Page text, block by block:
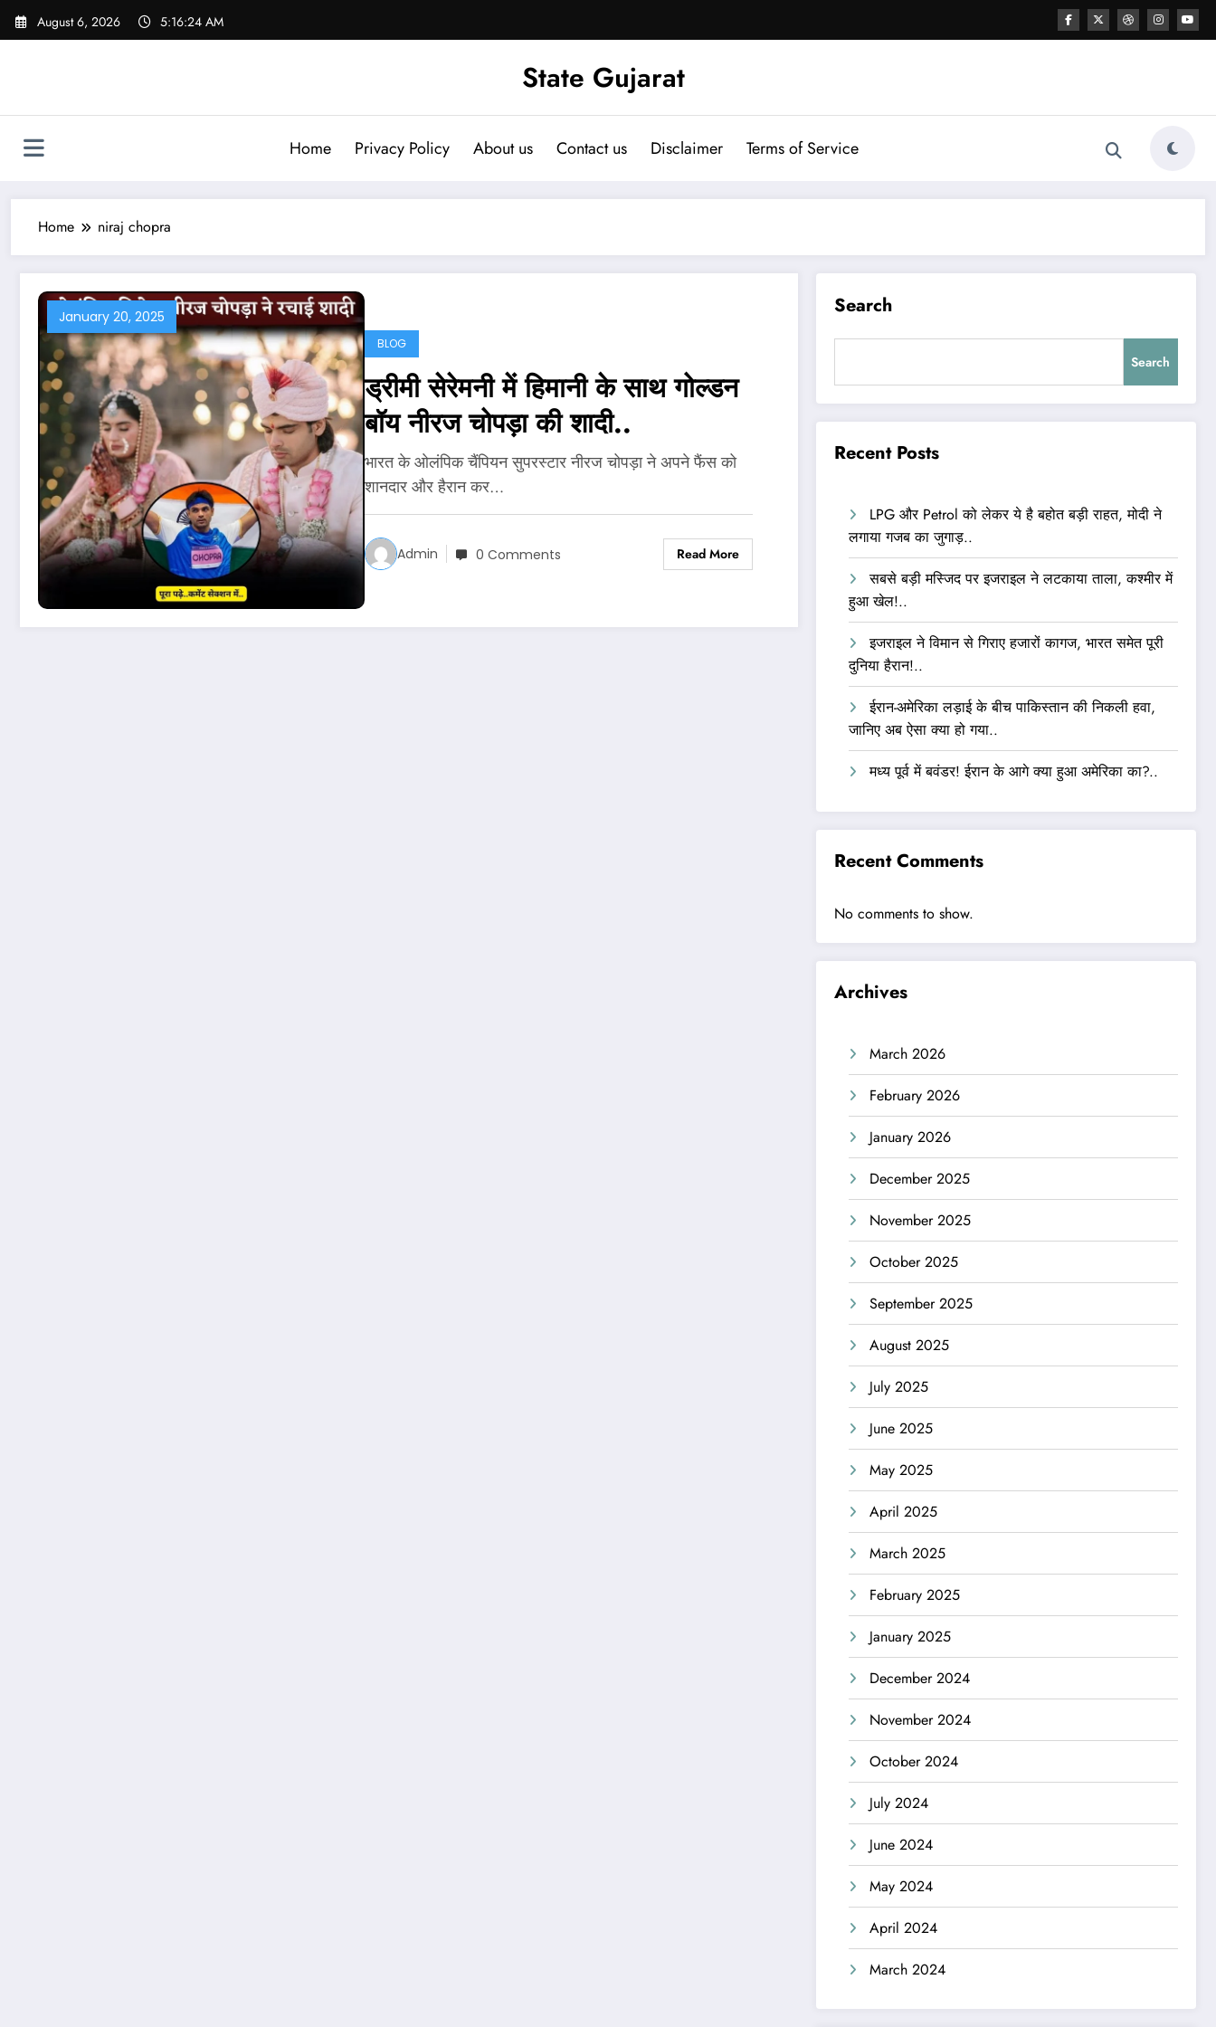
Skip
August 6, 2026 5:16:25 AM
State Gujarat
Home Privacy Policy About us Contact us Disclaimer Terms of Service
Home niraj chopra
January 20, 2025
BLOG
ड्रीमी सेरेमनी में हिमानी के साथ गोल्डन
बॉय नीरज चोपड़ा की शादी..
भारत के ओलंपिक चैंपियन सुपरस्टार नीरज चोपड़ा ने अपने फैंस को
शानदार और हैरान कर…
Admin 0 Comments Read More
Search
Search
Recent Posts
LPG और Petrol को लेकर ये है बहोत बड़ी राहत, मोदी ने
लगाया गजब का जुगाड़..
सबसे बड़ी मस्जिद पर इजराइल ने लटकाया ताला, कश्मीर में
हुआ खेल!..
इजराइल ने विमान से गिराए हजारों कागज, भारत समेत पूरी
दुनिया हैरान!..
ईरान-अमेरिका लड़ाई के बीच पाकिस्तान की निकली हवा,
जानिए अब ऐसा क्या हो गया..
मध्य पूर्व में बवंडर! ईरान के आगे क्या हुआ अमेरिका का?..
Recent Comments
No comments to show.
Archives
March 2026
February 2026
January 2026
December 2025
November 2025
October 2025
September 2025
August 2025
July 2025
June 2025
May 2025
April 2025
March 2025
February 2025
January 2025
December 2024
November 2024
October 2024
July 2024
June 2024
May 2024
April 2024
March 2024